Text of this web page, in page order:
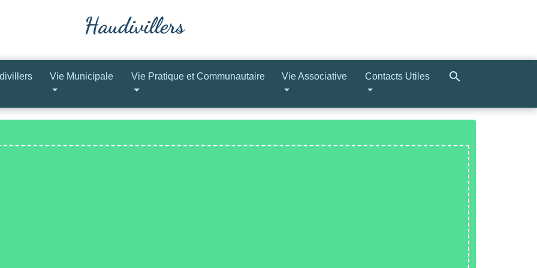
Vie Municipale Vie Pratique et Communautaire Vie Associative Contacts Utiles search